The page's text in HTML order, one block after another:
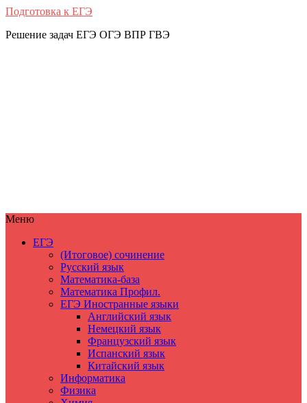
Подготовка к ЕГЭ
Решение задач ЕГЭ ОГЭ ВПР ГВЭ
Меню
ЕГЭ
(Итоговое) сочинение
Русский язык
Математика-база
Математика Профил.
ЕГЭ Иностранные языки
Английский язык
Немецкий язык
Французский язык
Испанский язык
Китайский язык
Информатика
Физика